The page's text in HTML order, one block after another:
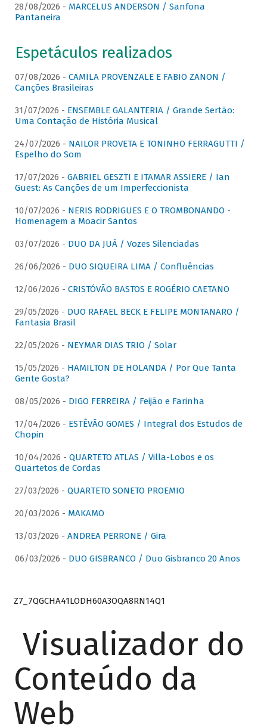
28/08/2026 - MARCELUS ANDERSON / Sanfona
Pantaneira
Espetáculos realizados
07/08/2026 - CAMILA PROVENZALE E FABIO ZANON /
Canções Brasileiras
31/07/2026 - ENSEMBLE GALANTERIA / Grande Sertão:
Uma Contação de História Musical
24/07/2026 - NAILOR PROVETA E TONINHO FERRAGUTTI /
Espelho do Som
17/07/2026 - GABRIEL GESZTI E ITAMAR ASSIERE / Ian
Guest: As Canções de um Imperfeccionista
10/07/2026 - NERIS RODRIGUES E O TROMBONANDO -
Homenagem a Moacir Santos
03/07/2026 - DUO DA JUÁ / Vozes Silenciadas
26/06/2026 - DUO SIQUEIRA LIMA / Confluências
12/06/2026 - CRISTÓVÃO BASTOS E ROGÉRIO CAETANO
29/05/2026 - DUO RAFAEL BECK E FELIPE MONTANARO /
Fantasia Brasil
22/05/2026 - NEYMAR DIAS TRIO / Solar
15/05/2026 - HAMILTON DE HOLANDA / Por Que Tanta
Gente Gosta?
08/05/2026 - DIGO FERREIRA / Feijão e Farinha
17/04/2026 - ESTÊVÃO GOMES / Integral dos Estudos de
Chopin
10/04/2026 - QUARTETO ATLAS / Villa-Lobos e os
Quartetos de Cordas
27/03/2026 - QUARTETO SONETO PROEMIO
20/03/2026 - MAKAMO
13/03/2026 - ANDREA PERRONE / Gira
06/03/2026 - DUO GISBRANCO / Duo Gisbranco 20 Anos
Z7_7QGCHA41LODH60A3OQA8RN14Q1
Visualizador do
Conteúdo da
Web